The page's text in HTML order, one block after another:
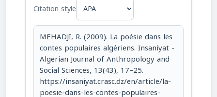
Citation style
MEHADJI, R. (2009). La poésie dans les
contes populaires algériens. Insaniyat -
Algerian Journal of Anthropology and
Social Sciences, 13(43), 17–25.
https://insaniyat.crasc.dz/en/article/la-
poesie-dans-les-contes-populaires-